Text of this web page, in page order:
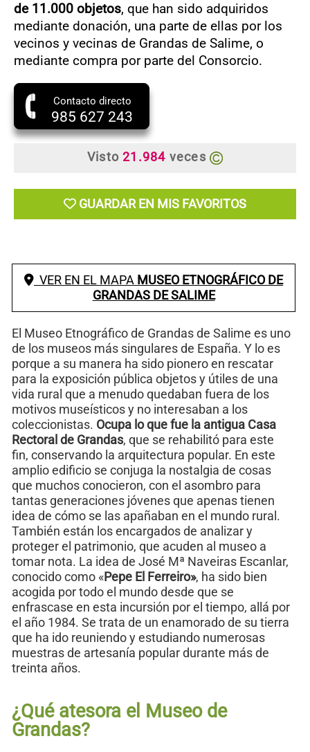
de 11.000 objetos, que han sido adquiridos
mediante donación, una parte de ellas por los
vecinos y vecinas de Grandas de Salime, o
mediante compra por parte del Consorcio.
985 627 243
Visto21.984 veces
GUARDAR EN MIS FAVORITOS
VER EN EL MAPA MUSEO ETNOGRÁFICO DE
GRANDAS DE SALIME
El Museo Etnográfico de Grandas de Salime es uno
de los museos más singulares de España. Y lo es
porque a su manera ha sido pionero en rescatar
para la exposición pública objetos y útiles de una
vida rural que a menudo quedaban fuera de los
motivos museísticos y no interesaban a los
coleccionistas. Ocupa lo que fue la antigua Casa
Rectoral de Grandas, que se rehabilitó para este
fin, conservando la arquitectura popular. En este
amplio edificio se conjuga la nostalgia de cosas
que muchos conocieron, con el asombro para
tantas generaciones jóvenes que apenas tienen
idea de cómo se las apañaban en el mundo rural.
También están los encargados de analizar y
proteger el patrimonio, que acuden al museo a
tomar nota. La idea de José Mª Naveiras Escanlar,
conocido como «Pepe El Ferreiro», ha sido bien
acogida por todo el mundo desde que se
enfrascase en esta incursión por el tiempo, allá por
el año 1984. Se trata de un enamorado de su tierra
que ha ido reuniendo y estudiando numerosas
muestras de artesanía popular durante más de
treinta años.
¿Qué atesora el Museo de
Grandas?